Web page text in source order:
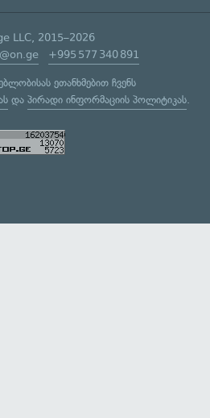
LLC, 2015–2026
+995 577 340 891
ეთანხმებით ჩვენს
და პირადი ინფორმაციის პოლიტიკას.